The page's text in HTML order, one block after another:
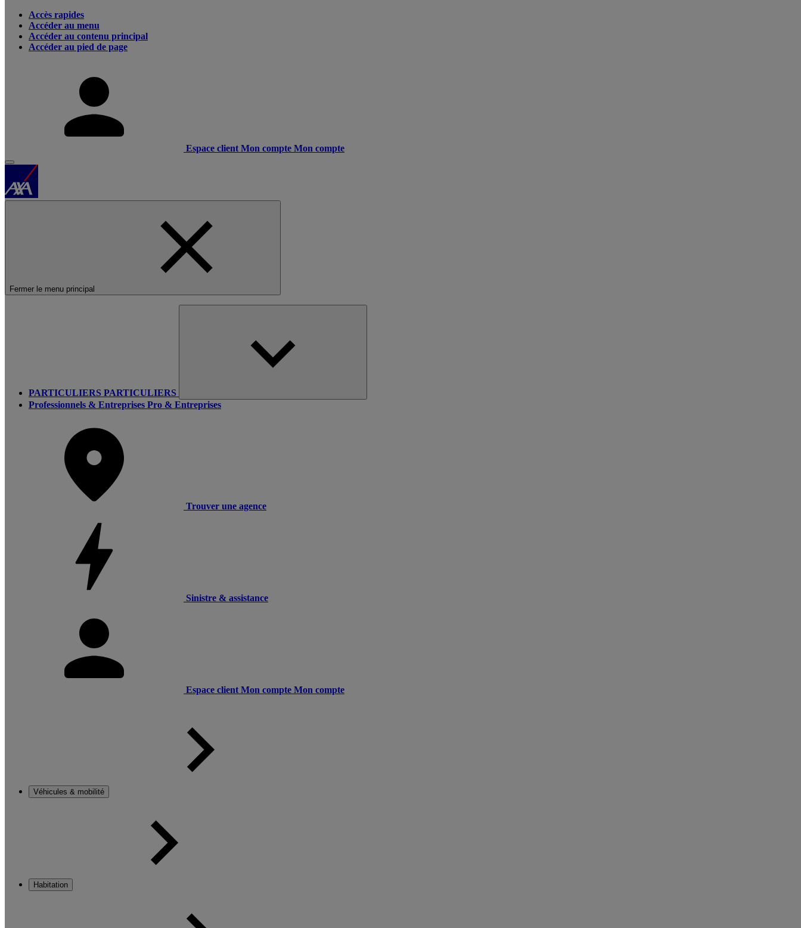
Accès rapides
Accéder au menu
Accéder au contenu principal
Accéder au pied de page
Espace client Mon compte Mon compte
Fermer le menu principal
PARTICULIERS PARTICULIERS
Professionnels & Entreprises Pro & Entreprises
Trouver une agence
Sinistre & assistance
Espace client Mon compte Mon compte
Véhicules & mobilité
Habitation